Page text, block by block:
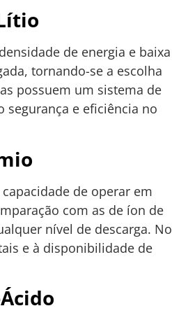
de energia e baixa
tornando-se a escolha
possuem um sistema de
segurança e eficiência no
de operar em
com as de íon de
nível de descarga. No
e à disponibilidade de